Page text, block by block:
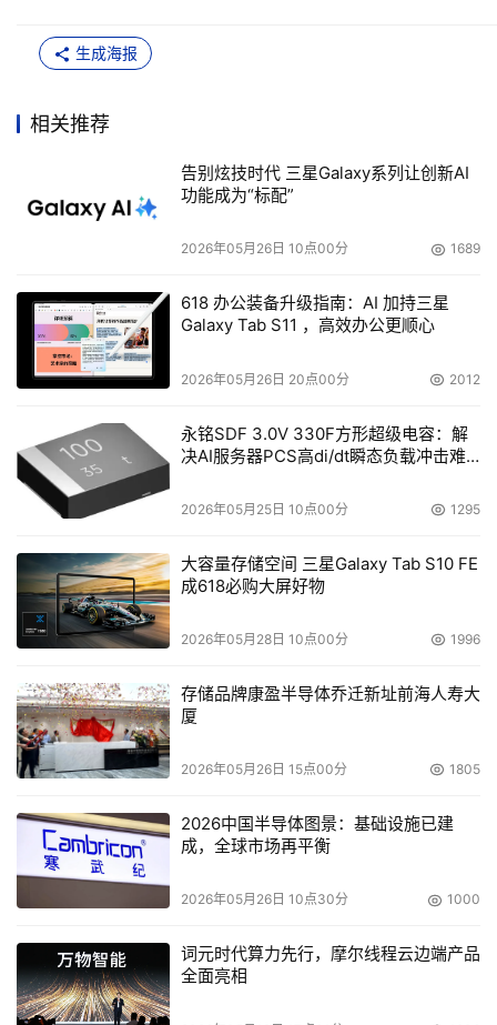
生成海报
相关推荐
告别炫技时代 三星Galaxy系列让创新AI
功能成为“标配”
2026年05月26日 10点00分 1689
618 办公装备升级指南：AI 加持三星
Galaxy Tab S11 ，高效办公更顺心
2026年05月26日 20点00分 2012
永铭SDF 3.0V 330F方形超级电容：解
决AI服务器PCS高di/dt瞬态负载冲击难
2026年05月25日 10点00分 1295
大容量存储空间 三星Galaxy Tab S10 FE
成618必购大屏好物
2026年05月28日 10点00分 1996
存储品牌康盈半导体乔迁新址前海人寿大
厦
2026年05月26日 15点00分 1805
2026中国半导体图景：基础设施已建
成，全球市场再平衡
2026年05月26日 10点30分 1000
词元时代算力先行，摩尔线程云边端产品
全面亮相